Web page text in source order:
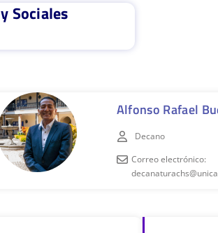
Sociales
Alfonso Rafael
Decano
Correo electrónico: